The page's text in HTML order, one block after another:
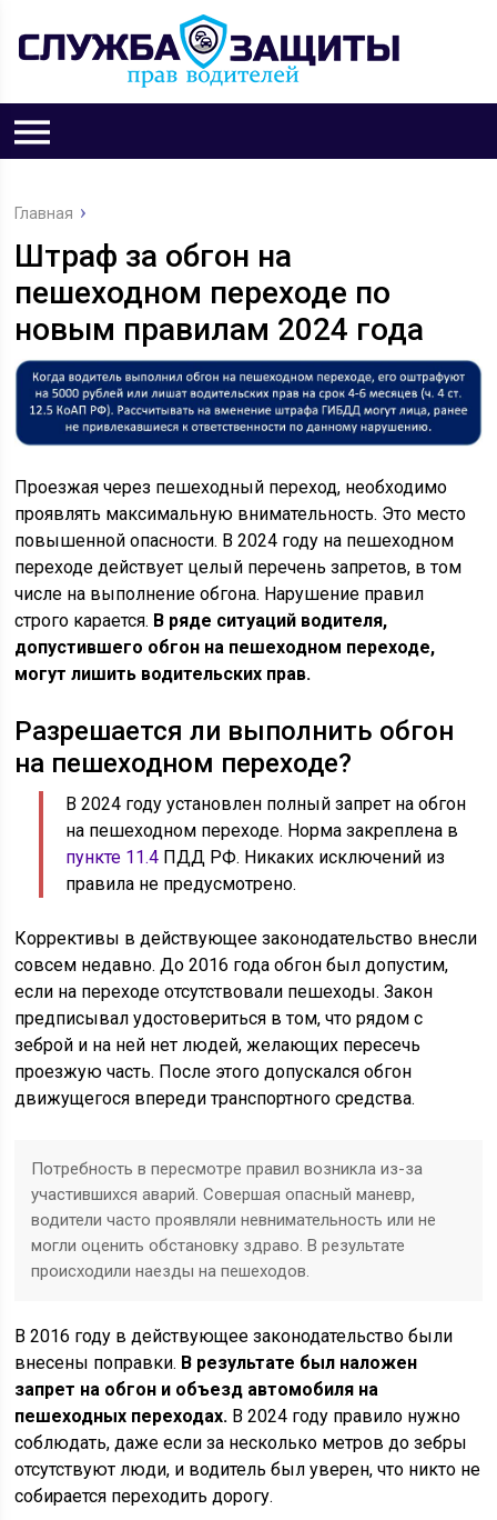
Главная
Штраф за обгон на
пешеходном переходе по
новым правилам 2024 года
Проезжая через пешеходный переход, необходимо
проявлять максимальную внимательность. Это место
повышенной опасности. В 2024 году на пешеходном
переходе действует целый перечень запретов, в том
числе на выполнение обгона. Нарушение правил
строго карается. В ряде ситуаций водителя,
допустившего обгон на пешеходном переходе,
могут лишить водительских прав.
Разрешается ли выполнить обгон
на пешеходном переходе?
В 2024 году установлен полный запрет на обгон
на пешеходном переходе. Норма закреплена в
пункте 11.4 ПДД РФ. Никаких исключений из
правила не предусмотрено.
Коррективы в действующее законодательство внесли
совсем недавно. До 2016 года обгон был допустим,
если на переходе отсутствовали пешеходы. Закон
предписывал удостовериться в том, что рядом с
зеброй и на ней нет людей, желающих пересечь
проезжую часть. После этого допускался обгон
движущегося впереди транспортного средства.
Потребность в пересмотре правил возникла из-за
участившихся аварий. Совершая опасный маневр,
водители часто проявляли невнимательность или не
могли оценить обстановку здраво. В результате
происходили наезды на пешеходов.
В 2016 году в действующее законодательство были
внесены поправки. В результате был наложен
запрет на обгон и объезд автомобиля на
пешеходных переходах. В 2024 году правило нужно
соблюдать, даже если за несколько метров до зебры
отсутствуют люди, и водитель был уверен, что никто не
собирается переходить дорогу.